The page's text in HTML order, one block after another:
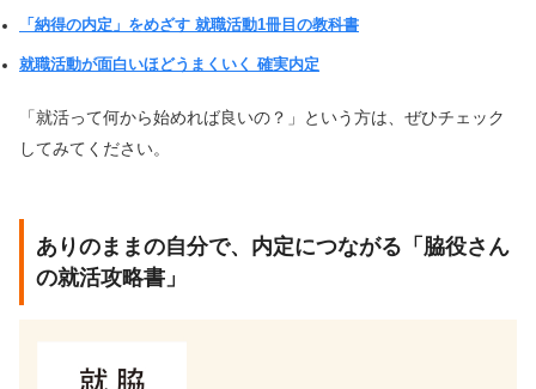
「納得の内定」をめざす 就職活動1冊目の教科書
就職活動が面白いほどうまくいく 確実内定
「就活って何から始めれば良いの？」という方は、ぜひチェック
してみてください。
ありのままの自分で、内定につながる「脇役さん
の就活攻略書」